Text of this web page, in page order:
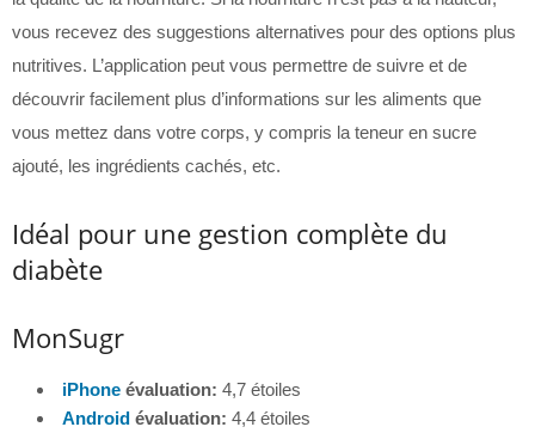
vous recevez des suggestions alternatives pour des options plus
nutritives. L’application peut vous permettre de suivre et de
découvrir facilement plus d’informations sur les aliments que
vous mettez dans votre corps, y compris la teneur en sucre
ajouté, les ingrédients cachés, etc.
Idéal pour une gestion complète du
diabète
MonSugr
iPhone évaluation: 4,7 étoiles
Android évaluation: 4,4 étoiles